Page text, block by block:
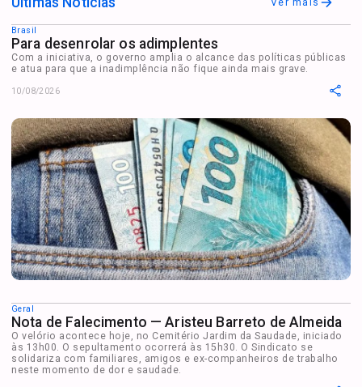
Ver mais
Brasil
Para desenrolar os adimplentes
Com a iniciativa, o governo amplia o alcance das políticas públicas
e atua para que a inadimplência não fique ainda mais grave.
10/08/2026
Geral
Nota de Falecimento — Aristeu Barreto de Almeida
O velório acontece hoje, no Cemitério Jardim da Saudade, iniciado
às 13h00. O sepultamento ocorrerá às 15h30. O Sindicato se
solidariza com familiares, amigos e ex-companheiros de trabalho
neste momento de dor e saudade.